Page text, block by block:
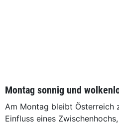
Montag sonnig und
Am Montag bleibt Österreich
Einfluss eines